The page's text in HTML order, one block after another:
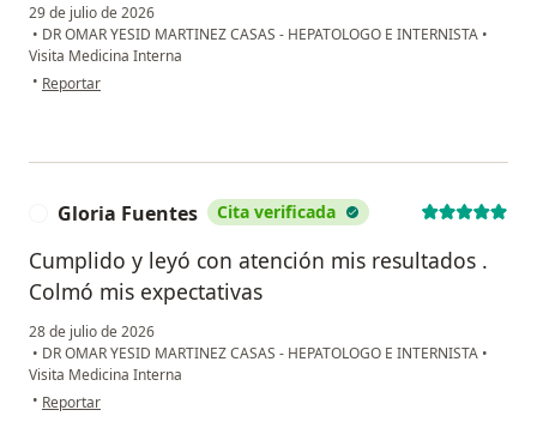
29 de julio de 2026
• DR OMAR YESID MARTINEZ CASAS - HEPATOLOGO E INTERNISTA •
Visita Medicina Interna
• en opinión del usuario AAA
Reportar
Gloria Fuentes Cita verificada
Cumplido y leyó con atención mis resultados .
Colmó mis expectativas
28 de julio de 2026
• DR OMAR YESID MARTINEZ CASAS - HEPATOLOGO E INTERNISTA •
Visita Medicina Interna
• en opinión del usuario Gloria Fuentes
Reportar